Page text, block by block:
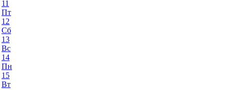
11
Пт
12
Сб
13
Вс
14
Пн
15
Вт